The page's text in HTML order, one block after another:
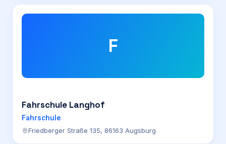
F
Fahrschule Langhof
Fahrschule
Friedberger Straße 135, 86163 Augsburg